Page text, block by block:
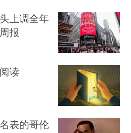
上调全年
报
读
表的哥伦